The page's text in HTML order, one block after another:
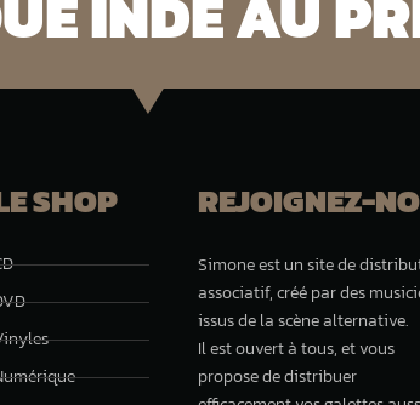
SHOP REJOIGNEZ-
Simone est un site de
associatif, créé par des
issus de la scène alternative.
Il est ouvert à tous, et vous
propose de distribuer